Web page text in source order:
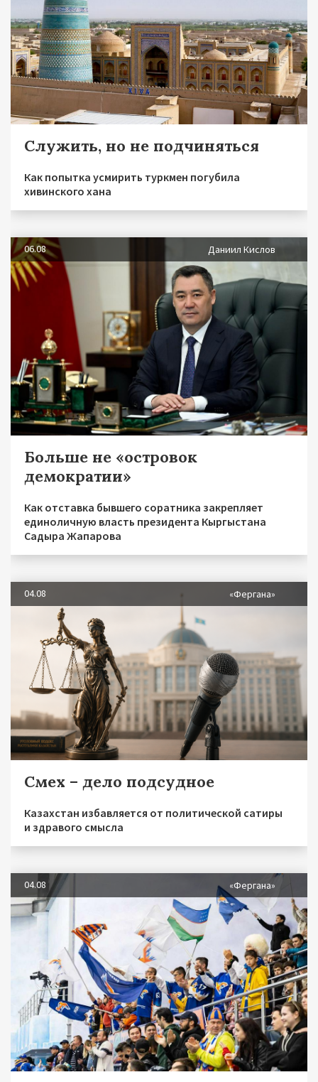
Служить, но не подчиняться
Как попытка усмирить туркмен погубила
хивинского хана
06.08 Даниил Кислов
Больше не «островок
демократии»
Как отставка бывшего соратника закрепляет
единоличную власть президента Кыргыстана
Садыра Жапарова
04.08 «Фергана»
Смех – дело подсудное
Казахстан избавляется от политической сатиры
и здравого смысла
04.08 «Фергана»